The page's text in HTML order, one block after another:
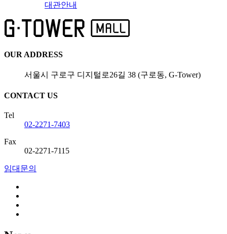
대관안내
OUR ADDRESS
서울시 구로구 디지털로26길 38 (구로동, G-Tower)
CONTACT US
Tel
02-2271-7403
Fax
02-2271-7115
임대문의